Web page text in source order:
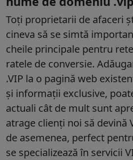
Toți proprietarii de afaceri
cineva să se simtă
cheile principale pentru
ratele de conversie.
.VIP la o pagină web
și informații exclusive,
actuali cât de mult sunt
atrage clienți noi să devină
de asemenea, perfect
se specializează în servicii